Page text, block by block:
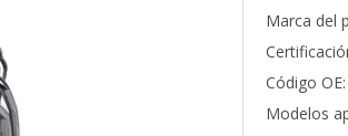
Marca del
Código OE:
Modelos